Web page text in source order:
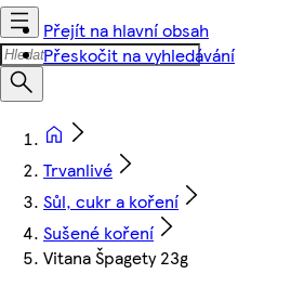
Přejít na hlavní obsah
Přeskočit na vyhledávání
Trvanlivé
Sůl, cukr a koření
Sušené koření
Vitana Špagety 23g